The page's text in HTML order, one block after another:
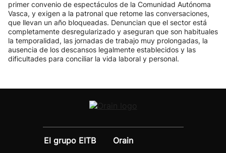
primer convenio de espectáculos de la Comunidad Autónoma
Vasca, y exigen a la patronal que retome las conversaciones,
que llevan un año bloqueadas. Denuncian que el sector está
completamente desregularizado y aseguran que son habituales
la temporalidad, las jornadas de trabajo muy prolongadas, la
ausencia de los descansos legalmente establecidos y las
dificultades para conciliar la vida laboral y personal.
El grupo EITB
Orain